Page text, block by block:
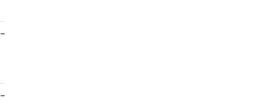
ー
ー